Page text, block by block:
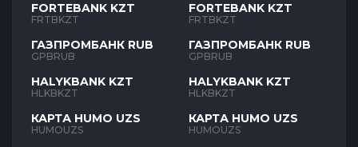
FORTEBANK KZT
FRTBKZT
ГАЗПРОМБАНК RUB
GPBRUB
HALYKBANK KZT
HLKBKZT
КАРТА HUMO UZS
HUMOUZS
FORTEBANK KZT
FRTBKZT
ГАЗПРОМБАНК RUB
GPBRUB
HALYKBANK KZT
HLKBKZT
КАРТА HUMO UZS
HUMOUZS